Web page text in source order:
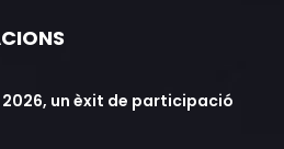
2026, un èxit de participació